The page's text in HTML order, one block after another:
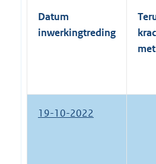
Datum
inwerkingtreding
met
19-10-2022